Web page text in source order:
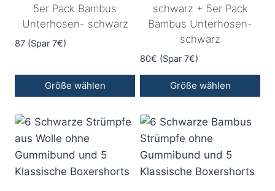
5er Pack Bambus
Unterhosen- schwarz
87 (Spar 7€)
Größe wählen
schwarz + 5er Pack
Bambus Unterhosen-
schwarz
80€ (Spar 7€)
Größe wählen